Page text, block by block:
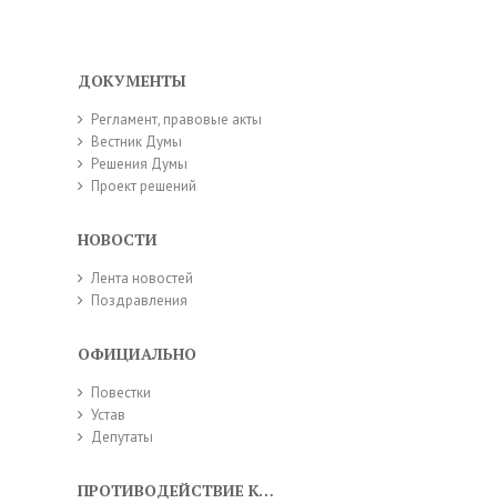
ДОКУМЕНТЫ
Регламент, правовые акты
Вестник Думы
Решения Думы
Проект решений
НОВОСТИ
Лента новостей
Поздравления
ОФИЦИАЛЬНО
Повестки
Устав
Депутаты
ПРОТИВОДЕЙСТВИЕ КОРРУПЦИИ